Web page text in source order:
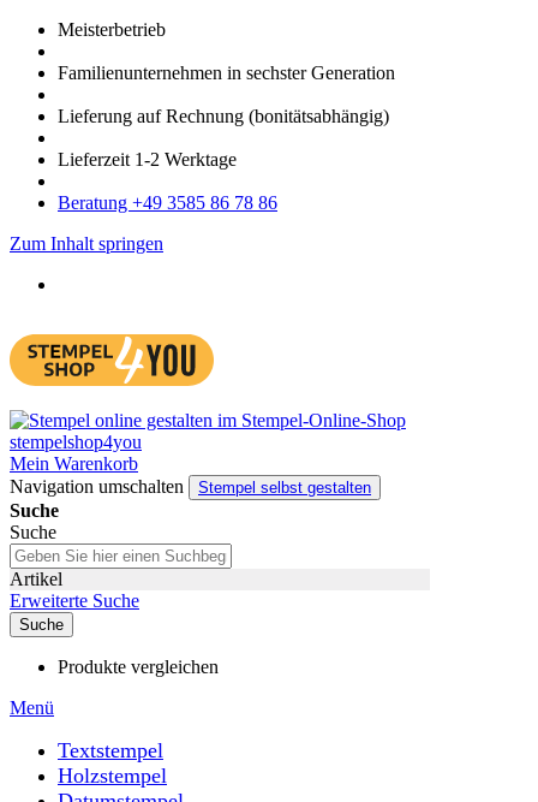
Meister­betrieb
Familien­unter­nehmen in sechster Gene­ration
Lieferung auf Rech­nung (bonitätsabhängig)
Liefer­zeit 1-2 Werk­tage
Bera­tung +49 3585 86 78 86
Zum Inhalt springen
Mein Warenkorb
Navigation umschalten
Stempel selbst gestalten
Suche
Suche
Artikel
Erweiterte Suche
Suche
Produkte vergleichen
Menü
Textstempel
Holzstempel